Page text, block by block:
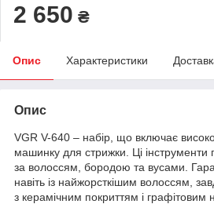
2 650 ₴
Опис Характеристики
Опис
VGR V-640 – набір, що включає
машинку для стрижки. Ці інструменти
за волоссям, бородою та вусами.
навіть із найжорсткішим волоссям,
з керамічним покриттям і графітовим